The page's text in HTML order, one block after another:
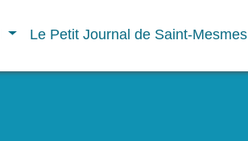
Le Petit Journal de Saint-Mesmes